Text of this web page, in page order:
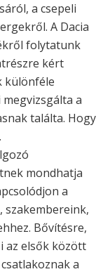
a csepeli
A Dacia
folytatunk
kért
különféle
a
találta. Hogy
mondhatja
a
Bővítésre,
az elsők között
a